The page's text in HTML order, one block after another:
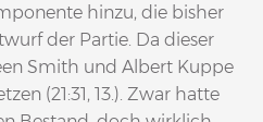
hinzu, die bisher
der Partie. Da dieser
Smith und Albert Kuppe
(21:31, 13.). Zwar hatte